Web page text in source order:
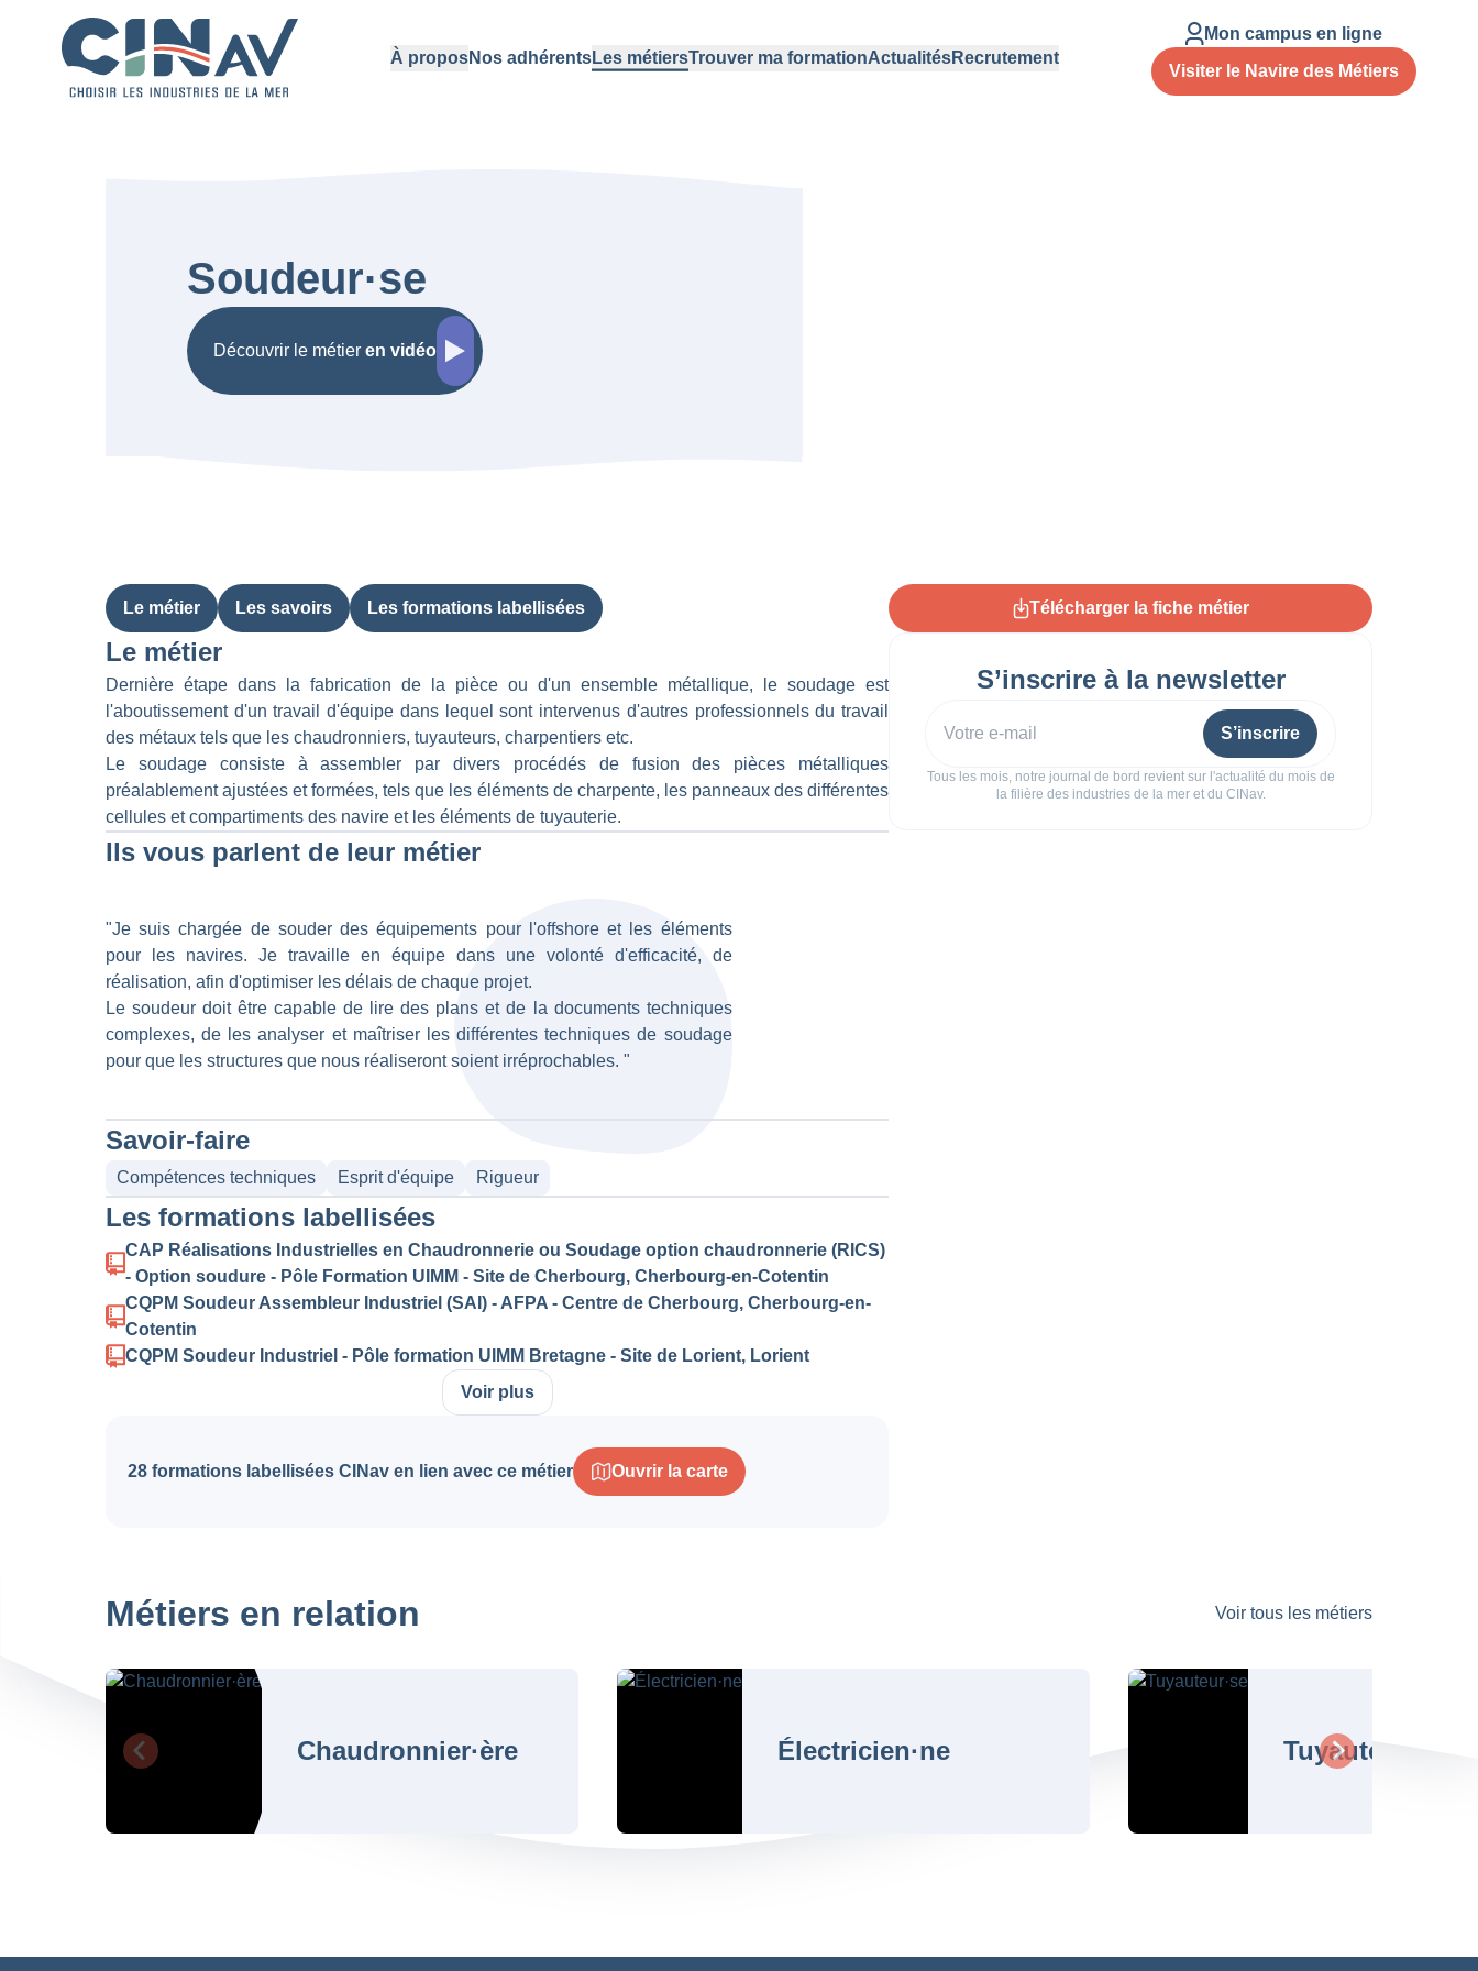
À proposNos adhérentsLes métiersTrouver ma formationActualitésRecrutement
Mon campus en ligne
Visiter le Navire des Métiers
Soudeur·se
Découvrir le métier en vidéo
Le métier Les savoirs Les formations labellisées
Le métier
Dernière étape dans la fabrication de la pièce ou d'un ensemble métallique, le soudage est
l'aboutissement d'un travail d'équipe dans lequel sont intervenus d'autres professionnels du travail
des métaux tels que les chaudronniers, tuyauteurs, charpentiers etc.
Le soudage consiste à assembler par divers procédés de fusion des pièces métalliques
préalablement ajustées et formées, tels que les éléments de charpente, les panneaux des différentes
cellules et compartiments des navire et les éléments de tuyauterie.
Ils vous parlent de leur métier
"Je suis chargée de souder des équipements pour l'offshore et les éléments
pour les navires. Je travaille en équipe dans une volonté d'efficacité, de
réalisation, afin d'optimiser les délais de chaque projet.
Le soudeur doit être capable de lire des plans et de la documents techniques
complexes, de les analyser et maîtriser les différentes techniques de soudage
pour que les structures que nous réaliseront soient irréprochables. "
Savoir-faire
Compétences techniques Esprit d'équipe Rigueur
Les formations labellisées
CAP Réalisations Industrielles en Chaudronnerie ou Soudage option chaudronnerie (RICS)
- Option soudure - Pôle Formation UIMM - Site de Cherbourg, Cherbourg-en-Cotentin
CQPM Soudeur Assembleur Industriel (SAI) - AFPA - Centre de Cherbourg, Cherbourg-en-
Cotentin
CQPM Soudeur Industriel - Pôle formation UIMM Bretagne - Site de Lorient, Lorient
Voir plus
28 formations labellisées CINav en lien avec ce métier Ouvrir la carte
Télécharger la fiche métier
S’inscrire à la newsletter
S’inscrire
Tous les mois, notre journal de bord revient sur l'actualité du mois de
la filière des industries de la mer et du CINav.
Métiers en relation Voir tous les métiers
Chaudronnier·ère Électricien·ne Tuyauteur·se